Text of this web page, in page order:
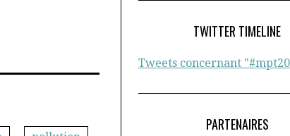
TWITTER TIMELINE
Tweets concernant
PARTENAIRES